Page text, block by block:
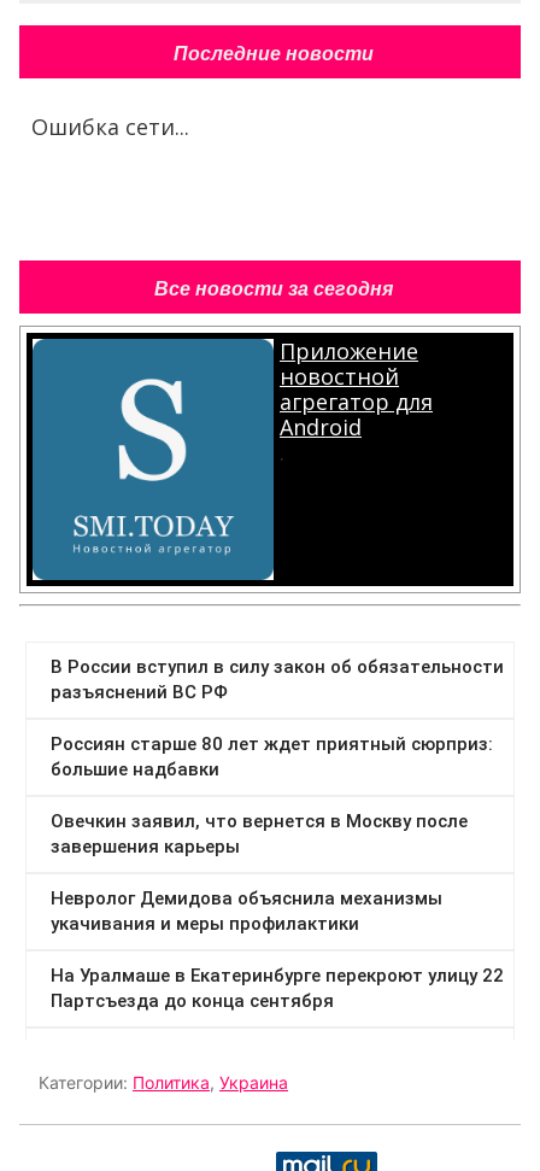
Последние новости
Ошибка сети...
Все новости за сегодня
Приложение
новостной
агрегатор для
Android
.
Категории: Политика, Украина